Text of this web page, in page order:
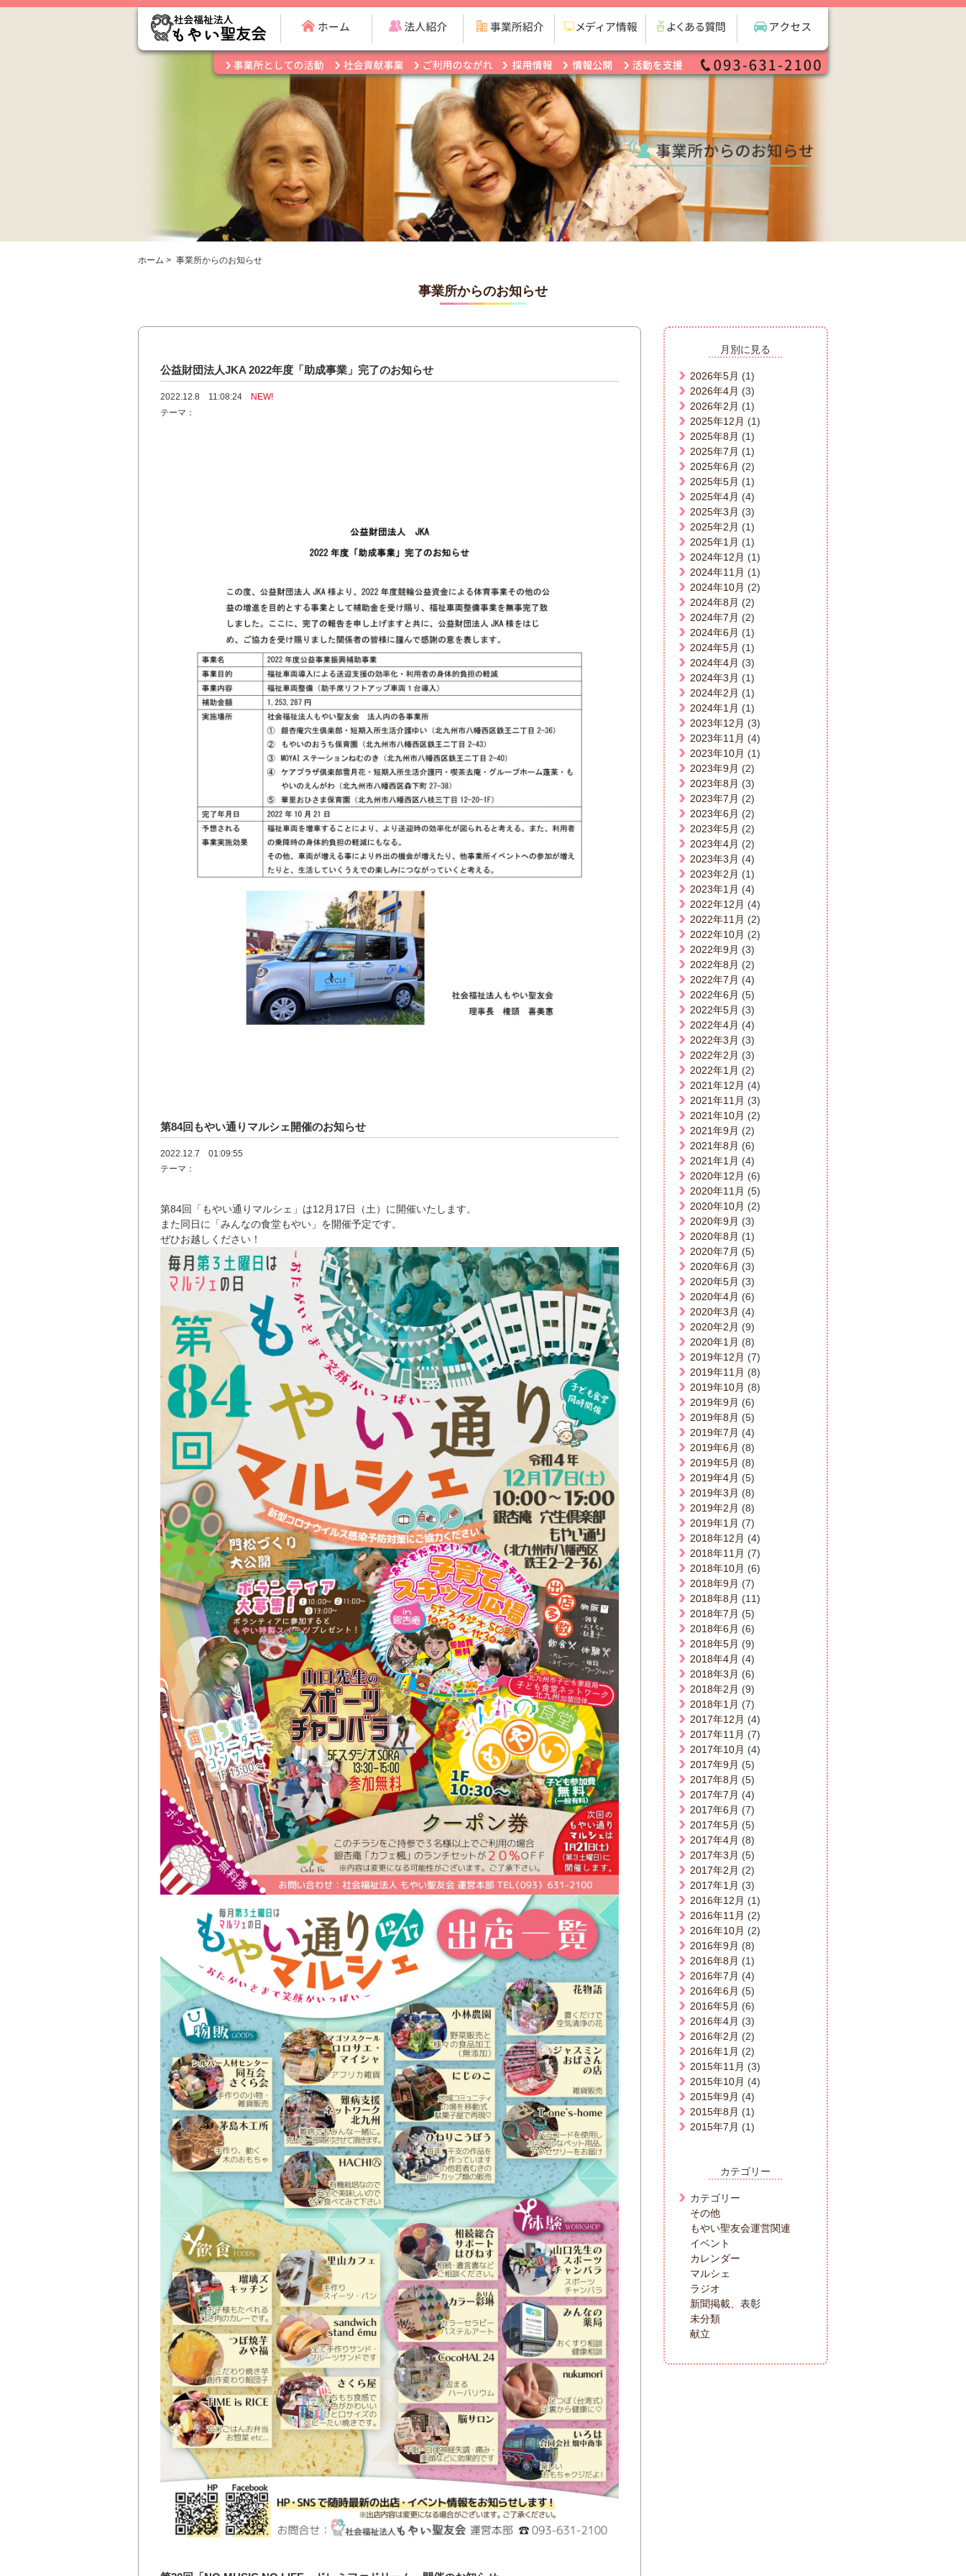
ホーム > 事業所からのお知らせ
事業所からのお知らせ
公益財団法人JKA 2022年度「助成事業」完了のお知らせ
2022.12.8 11:08:24
NEW!
テーマ：
第84回もやい通りマルシェ開催のお知らせ
2022.12.7 01:09:55
テーマ：
第84回「もやい通りマルシェ」は12月17日（土）に開催いたします。
また同日に「みんなの食堂もやい」を開催予定です。
ぜひお越しください！
月別に見る
2026年5月 (1)
2026年4月 (3)
2026年2月 (1)
2025年12月 (1)
2025年8月 (1)
2025年7月 (1)
2025年6月 (2)
2025年5月 (1)
2025年4月 (4)
2025年3月 (3)
2025年2月 (1)
2025年1月 (1)
2024年12月 (1)
2024年11月 (1)
2024年10月 (2)
2024年8月 (2)
2024年7月 (2)
2024年6月 (1)
2024年5月 (1)
2024年4月 (3)
2024年3月 (1)
2024年2月 (1)
2024年1月 (1)
2023年12月 (3)
2023年11月 (4)
2023年10月 (1)
2023年9月 (2)
2023年8月 (3)
2023年7月 (2)
2023年6月 (2)
2023年5月 (2)
2023年4月 (2)
2023年3月 (4)
2023年2月 (1)
2023年1月 (4)
2022年12月 (4)
2022年11月 (2)
2022年10月 (2)
2022年9月 (3)
2022年8月 (2)
2022年7月 (4)
2022年6月 (5)
2022年5月 (3)
2022年4月 (4)
2022年3月 (3)
2022年2月 (3)
2022年1月 (2)
2021年12月 (4)
2021年11月 (3)
2021年10月 (2)
2021年9月 (2)
2021年8月 (6)
2021年1月 (4)
2020年12月 (6)
2020年11月 (5)
2020年10月 (2)
2020年9月 (3)
2020年8月 (1)
2020年7月 (5)
2020年6月 (3)
2020年5月 (3)
2020年4月 (6)
2020年3月 (4)
2020年2月 (9)
2020年1月 (8)
2019年12月 (7)
2019年11月 (8)
2019年10月 (8)
2019年9月 (6)
2019年8月 (5)
2019年7月 (4)
2019年6月 (8)
2019年5月 (8)
2019年4月 (5)
2019年3月 (8)
2019年2月 (8)
2019年1月 (7)
2018年12月 (4)
2018年11月 (7)
2018年10月 (6)
2018年9月 (7)
2018年8月 (11)
2018年7月 (5)
2018年6月 (6)
2018年5月 (9)
2018年4月 (4)
2018年3月 (6)
2018年2月 (9)
2018年1月 (7)
2017年12月 (4)
2017年11月 (7)
2017年10月 (4)
2017年9月 (5)
2017年8月 (5)
2017年7月 (4)
2017年6月 (7)
2017年5月 (5)
2017年4月 (8)
2017年3月 (5)
2017年2月 (2)
2017年1月 (3)
2016年12月 (1)
2016年11月 (2)
2016年10月 (2)
2016年9月 (8)
2016年8月 (1)
2016年7月 (4)
2016年6月 (5)
2016年5月 (6)
2016年4月 (3)
2016年2月 (2)
2016年1月 (2)
2015年11月 (3)
2015年10月 (4)
2015年9月 (4)
2015年8月 (1)
2015年7月 (1)
カテゴリー
カテゴリー
その他
もやい聖友会運営関連
イベント
カレンダー
マルシェ
ラジオ
新聞掲載、表彰
未分類
献立